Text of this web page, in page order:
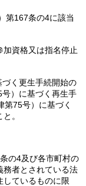
第167条の4に該当
資格又は指名停止
く更生手続開始の
）に基づく再生手
75号）に基づく
。
の4及び各市町村の
務者とされている法
しているものに限